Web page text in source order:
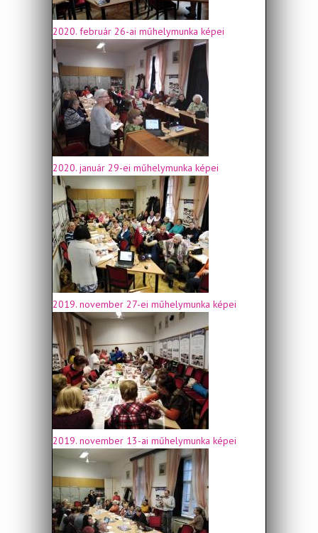
2020. február 26-ai műhelymunka képei
2020. január 29-ei műhelymunka képei
2019. november 27-ei műhelymunka képei
2019. november 13-ai műhelymunka képei